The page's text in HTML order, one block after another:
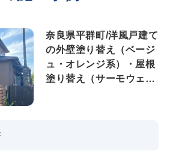
奈良県平群町/洋風戸建て
の外壁塗り替え（ベージ
ュ・オレンジ系）・屋根
塗り替え（サーモウェザ